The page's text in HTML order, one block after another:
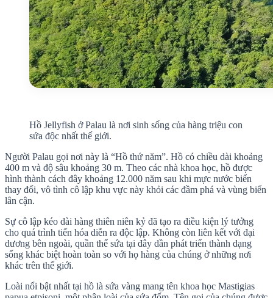
Hồ Jellyfish ở Palau là nơi sinh sống của hàng triệu con
sứa độc nhất thế giới.
Người Palau gọi nơi này là “Hồ thứ năm”. Hồ có chiều dài khoảng
400 m và độ sâu khoảng 30 m. Theo các nhà khoa học, hồ được
hình thành cách đây khoảng 12.000 năm sau khi mực nước biển
thay đổi, vô tình cô lập khu vực này khỏi các đầm phá và vùng biển
lân cận.
Sự cô lập kéo dài hàng thiên niên kỷ đã tạo ra điều kiện lý tưởng
cho quá trình tiến hóa diễn ra độc lập. Không còn liên kết với đại
dương bên ngoài, quần thể sứa tại đây dần phát triển thành dạng
sống khác biệt hoàn toàn so với họ hàng của chúng ở những nơi
khác trên thế giới.
Loài nổi bật nhất tại hồ là sứa vàng mang tên khoa học Mastigias